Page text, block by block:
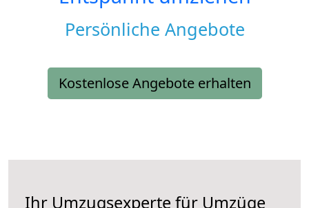
Persönliche Angebote
Kostenlose Angebote erhalten
Ihr Umzugsexperte für Umzüge